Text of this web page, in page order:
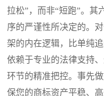
拉松”，而非“短跑”。其
序的严谨性所决定的。
架的内在逻辑，比单纯
依赖于专业的法律支持
环节的精准把控。事先
保您的商标资产平稳、